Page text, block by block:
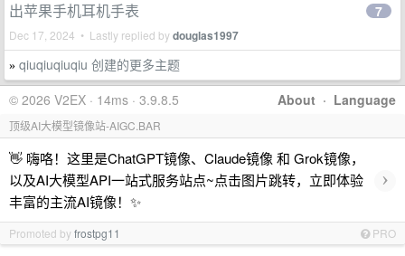
出苹果手机耳机手表
Dec 17, 2024 • Lastly replied bydouglas1997
7
» qiuqiuqiuqiu 创建的更多主题
About · Language
© 2026 V2EX · 14ms · 3.9.8.5
顶级AI大模型镜像站-AIGC.BAR
👋 嗨咯！这里是ChatGPT镜像、Claude镜像 和 Grok镜像，
以及AI大模型API一站式服务站点~点击图片跳转，立即体验
丰富的主流AI镜像！✨
›
Promoted byfrostpg11 PRO